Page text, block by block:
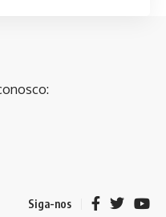
Siga-nos